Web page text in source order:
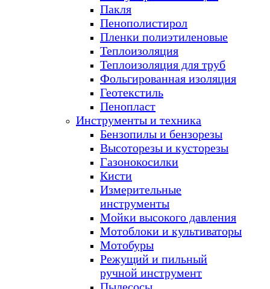
Пакля
Пенополистирол
Пленки полиэтиленовые
Теплоизоляция
Теплоизоляция для труб
Фольгированная изоляция
Геотекстиль
Пенопласт
Инструменты и техника
Бензопилы и бензорезы
Высоторезы и кусторезы
Газонокосилки
Кисти
Измерительные
инструменты
Мойки высокого давления
Мотоблоки и культиваторы
Мотобуры
Режущий и пильный
ручной инструмент